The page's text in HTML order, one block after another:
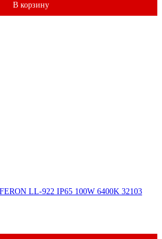
В корзину
LL-922 IP65 100W 6400K 32103